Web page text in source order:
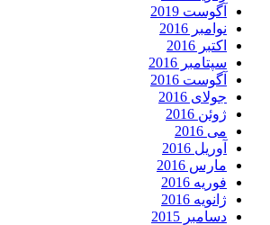
آگوست 2019
نوامبر 2016
اکتبر 2016
سپتامبر 2016
آگوست 2016
جولای 2016
ژوئن 2016
می 2016
آوریل 2016
مارس 2016
فوریه 2016
ژانویه 2016
دسامبر 2015